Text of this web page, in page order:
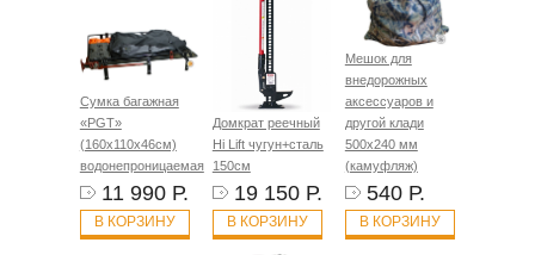
Сумка багажная
«PGT»
(160х110х46см)
водонепроницаемая
11 990 Р.
В КОРЗИНУ
Домкрат реечный
Hi Lift чугун+сталь
150см
19 150 Р.
В КОРЗИНУ
Мешок для
внедорожных
аксессуаров и
другой клади
500х240 мм
(камуфляж)
540 Р.
В КОРЗИНУ